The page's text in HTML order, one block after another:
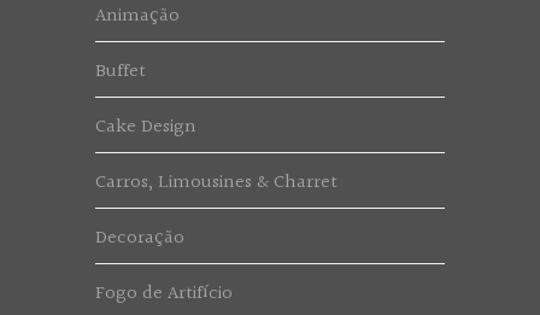
Animação
Buffet
Cake Design
Carros, Limousines & Charret
Decoração
Fogo de Artifício